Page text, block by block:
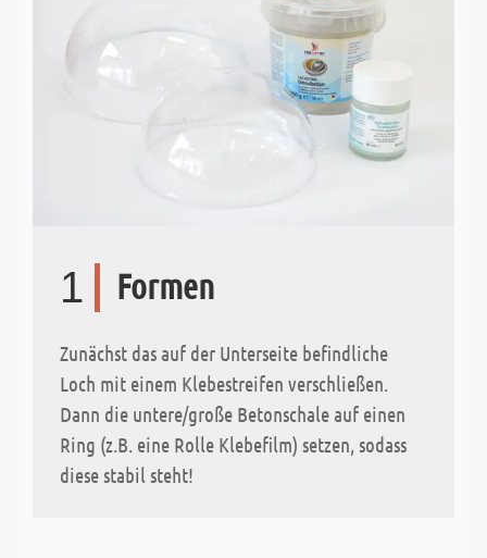
1 Formen
Zunächst das auf der Unterseite befindliche
Loch mit einem Klebestreifen verschließen.
Dann die untere/große Betonschale auf einen
Ring (z.B. eine Rolle Klebefilm) setzen, sodass
diese stabil steht!